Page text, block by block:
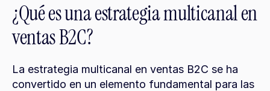
¿Qué es una estrategia multicanal en
ventas B2C?
La estrategia multicanal en ventas B2C se ha
convertido en un elemento fundamental para las